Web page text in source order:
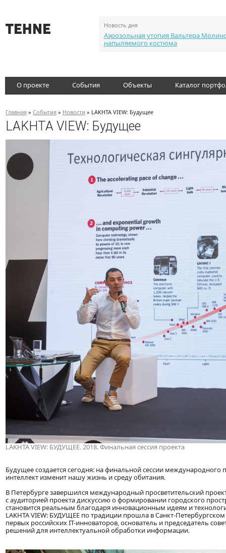
Новость дня
Аэрозольная утопия Вальтера
напыляемого костюма
О проекте События Объекты Каталог
Главная » События » Новости » LAKHTA VIEW: Будущее
LAKHTA VIEW: Будущее
LAKHTA VIEW: БУДУЩЕЕ. 2018. Финальная сессия проекта
Будущее создается сегодня: на финальной сессии международного
интеллект изменит нашу жизнь и среду обитания.
В Петербурге завершился международный просветительский
с аудиторией проекта дискуссию о формировании городского
становится реальным благодаря инновационным идеям и
LAKHTA VIEW: БУДУЩЕЕ по традиции прошла в Санкт-
первых российских IT-инноваторов, основатель и председатель
решений для интеллектуальной обработки информации.